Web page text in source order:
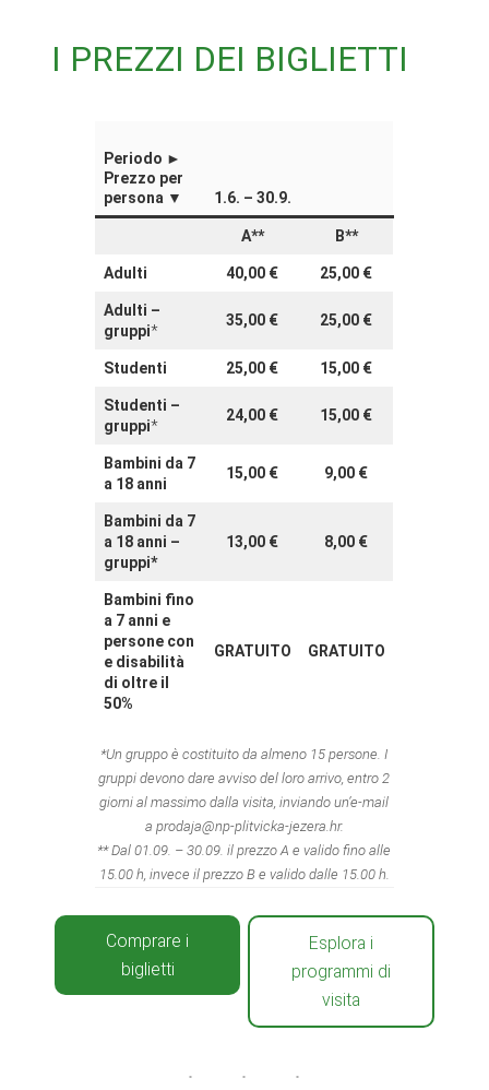
I PREZZI DEI BIGLIETTI
Periodo ►
Prezzo per
persona ▼
1.6. – 30.9.
A** B**
Adulti 40,00 € 25,00 €
Adulti –
gruppi*
35,00 € 25,00 €
Studenti 25,00 € 15,00 €
Studenti –
gruppi*
24,00 € 15,00 €
Bambini da 7
a 18 anni
15,00 € 9,00 €
Bambini da 7
a 18 anni –
gruppi*
13,00 € 8,00 €
Bambini fino
a 7 anni e
persone con
e disabilità
di oltre il
50%
GRATUITO GRATUITO
*Un gruppo è costituito da almeno 15 persone. I
gruppi devono dare avviso del loro arrivo, entro 2
giorni al massimo dalla visita, inviando un’e-mail
a prodaja@np-plitvicka-jezera.hr.
** Dal 01.09. – 30.09. il prezzo A e valido fino alle
15.00 h, invece il prezzo B e valido dalle 15.00 h.
Comprare i
biglietti
Esplora i
programmi di
visita